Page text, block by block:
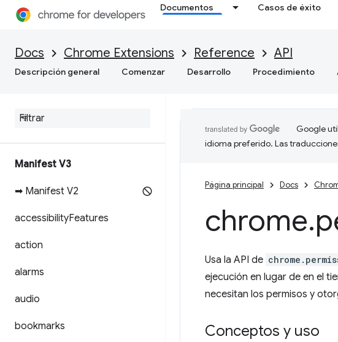
Documentos Casos de éxito
Docs Chrome Extensions Reference API
Descripción general Comenzar Desarrollo Procedimiento
Manifest V3
➡ Manifest V2
accessibilityFeatures
action
alarms
audio
bookmarks
Google
idioma preferido. Las
Página principal Docs
chrome.
Usa la API de
ejecución en lugar de en el
necesitan los permisos y
Conceptos y uso